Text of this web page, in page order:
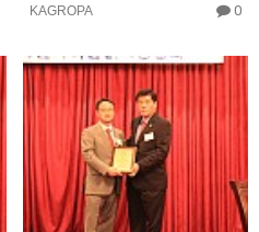
KAGROPA 0